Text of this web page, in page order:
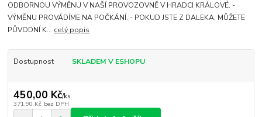
ODBORNOU VÝMĚNU V NAŠÍ PROVOZOVNĚ V HRADCI KRÁLOVÉ. -
VÝMĚNU PROVÁDÍME NA POČKÁNÍ. - POKUD JSTE Z DALEKA, MŮŽETE
PŮVODNÍ K... celý popis
Dostupnost SKLADEM V ESHOPU
450,00 Kč/ks
371,90 Kč bez DPH